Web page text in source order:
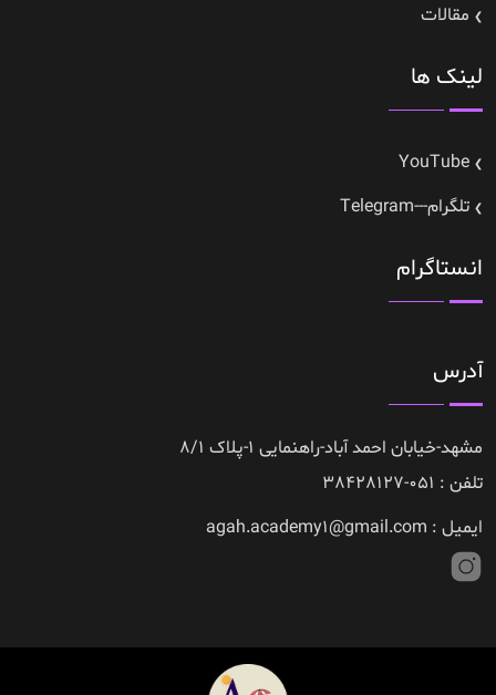
مقالات
لینک ها
YouTube
تلگرام---Telegram
انستاگرام
آدرس
مشهد-خیابان احمد آباد-راهنمایی 1-پلاک 8/1
تلفن : 051-38428127
ایمیل : agah.academy1@gmail.com